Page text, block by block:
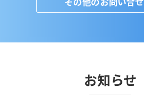
お知らせ